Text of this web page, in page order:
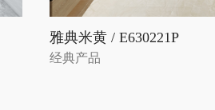
雅典米黄 / E630221P
经典产品